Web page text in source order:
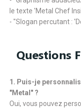
le texte 'Metal Chef
- "Slogan percutant :
Questions
1. Puis-je
"Metal" ?
Oui, vous pouvez